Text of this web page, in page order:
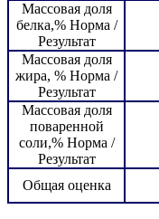
Массовая доля
белка,% Норма /
Результат
Массовая доля
жира, % Норма /
Результат
Массовая доля
поваренной
соли,% Норма /
Результат
Общая оценка